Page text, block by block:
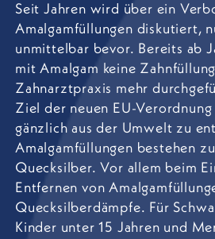
Seit Jahren wird über ein
Amalgamfüllungen diskutiert,
unmittelbar bevor. Bereits ab
mit Amalgam keine
Zahnarztpraxis mehr
Ziel der neuen EU-
gänzlich aus der Umwelt zu
Amalgamfüllungen bestehen
Quecksilber. Vor allem beim
Entfernen von
Quecksilberdämpfe. Für
Kinder unter 15 Jahren und